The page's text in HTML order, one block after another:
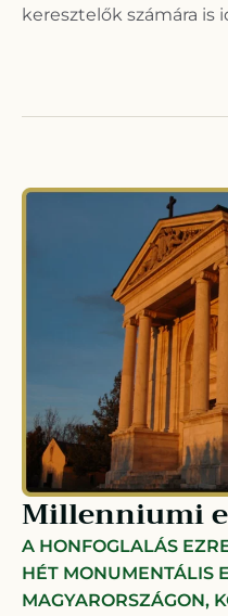
keresztelők számára is
Millenniumi
A HONFOGLALÁS
HÉT MONUMENTÁLIS
MAGYARORSZÁGON,